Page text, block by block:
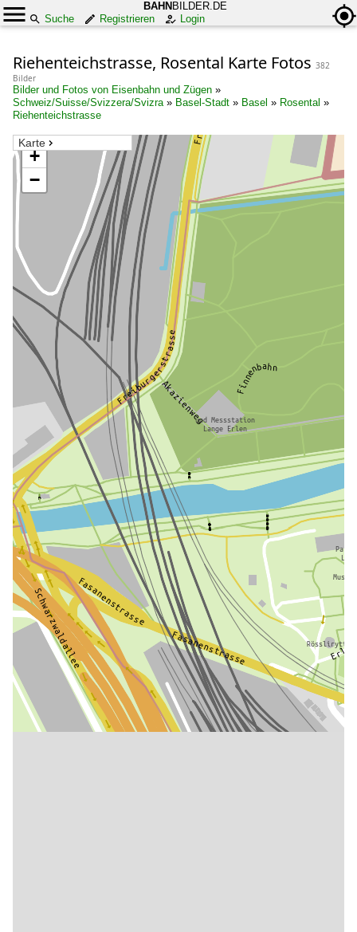
BAHN BILDER.DE
Suche
Registrieren Login
Riehenteichstrasse, Rosental Karte Fotos 382
Bilder
Bilder und Fotos von Eisenbahn und Zügen »
Schweiz/Suisse/Svizzera/Svizra» Basel-Stadt » Basel » Rosental »
Riehenteichstrasse
Karte
+
−